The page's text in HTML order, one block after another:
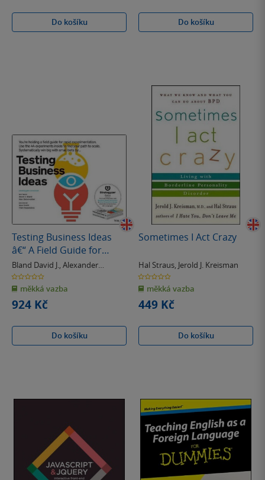
Do košíku Do košíku
Testing Business Ideas
â€“ A Field Guide for
Rapid Experimentation
Bland David J., Alexander
Osterwalder
0.0
z
5
hvězdiček
měkká vazba
924 Kč
Do košíku
Sometimes I Act Crazy
Hal Straus, Jerold J. Kreisman
0.0
z
5
hvězdiček
měkká vazba
449 Kč
Do košíku